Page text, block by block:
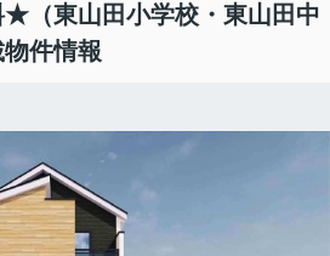
（東山田小学校・東山田中
件情報